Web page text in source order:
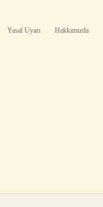
Yasal Uyarı Hakkımızda